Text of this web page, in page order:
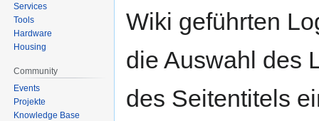
Wiki geführten
die Auswahl des
des Seitentitels
Services
Tools
Hardware
Housing
Community
Events
Projekte
Knowledge Base